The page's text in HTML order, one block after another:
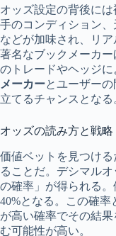
オッズ設定の背後に
手のコンディション
などが加味され、リア
著名なブックメーカ
のトレードやヘッジに
メーカーとユーザー
立てるチャンスとなる
オッズの読み方と戦略
価値ベットを見つけ
ることだ。デシマル
の確率」が得られる。
40%となる。この確
が高い確率でその結
む可能性が高い。